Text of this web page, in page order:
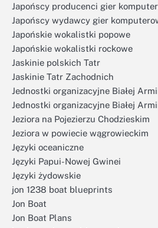
Japońscy producenci gier
Japońscy wydawcy gier
Japońskie wokalistki popowe
Japońskie wokalistki rockowe
Jaskinie polskich Tatr
Jaskinie Tatr Zachodnich
Jednostki organizacyjne Białej
Jednostki organizacyjne Białej
Jeziora na Pojezierzu Chodzieskim
Jeziora w powiecie wągrowieckim
Języki oceaniczne
Języki Papui-Nowej Gwinei
Języki żydowskie
jon 1238 boat blueprints
Jon Boat
Jon Boat Plans